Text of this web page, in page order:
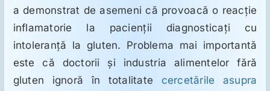
a demonstrat de asemeni că provoacă o reacţie
inflamatorie la pacienţii diagnosticaţi cu
intoleranţă la gluten. Problema mai importantă
este că doctorii şi industria alimentelor fără
gluten ignoră în totalitate cercetările asupra